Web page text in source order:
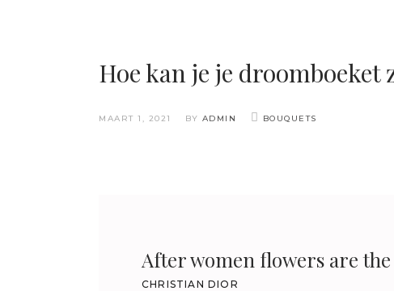
Hoe kan je je
MAART 1, 2021 BY ADMIN BOUQUETS
After women flowers are
CHRISTIAN DIOR